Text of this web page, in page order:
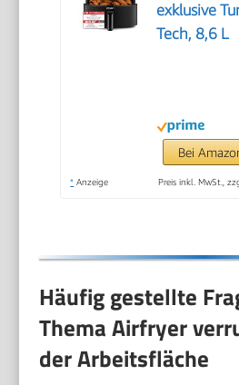
exklusive
Tech, 8,6 L
Bei
* Anzeige Preis inkl. MwSt.,
Häufig gestellte
Thema Airfryer
der Arbeitsfläche